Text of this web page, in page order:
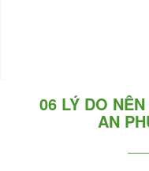
06 LÝ DO
AN